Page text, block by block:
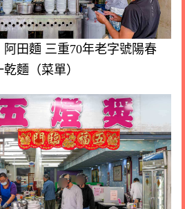
阿田麵 三重70年老字號陽春
麵（菜單）